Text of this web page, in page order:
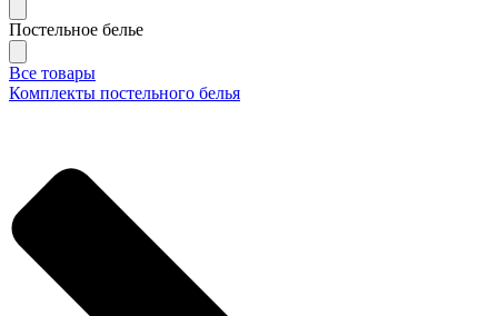
Постельное белье
Все товары
Комплекты постельного белья